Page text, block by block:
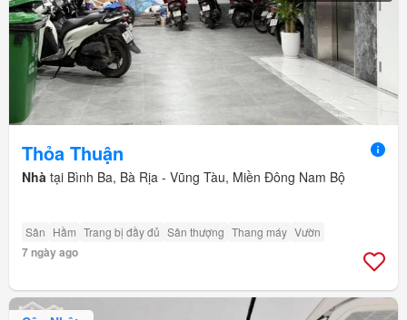
Thỏa Thuận
Nhà tại Bình Ba, Bà Rịa - Vũng Tàu, Miền Đông Nam Bộ
Sân Hầm Trang bị đầy đủ Sân thượng Thang máy Vườn
7 ngày ago